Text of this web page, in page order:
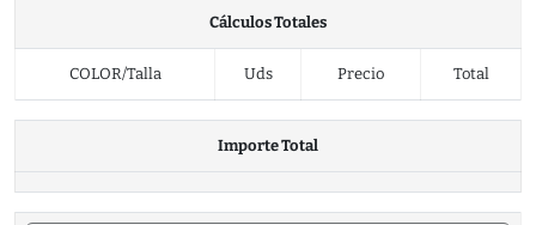
Cálculos Totales
COLOR/Talla Uds Precio Total
Importe Total